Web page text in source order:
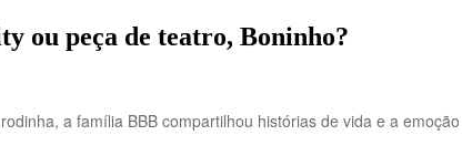
ou peça de teatro, Boninho?
a família BBB compartilhou histórias de vida e a